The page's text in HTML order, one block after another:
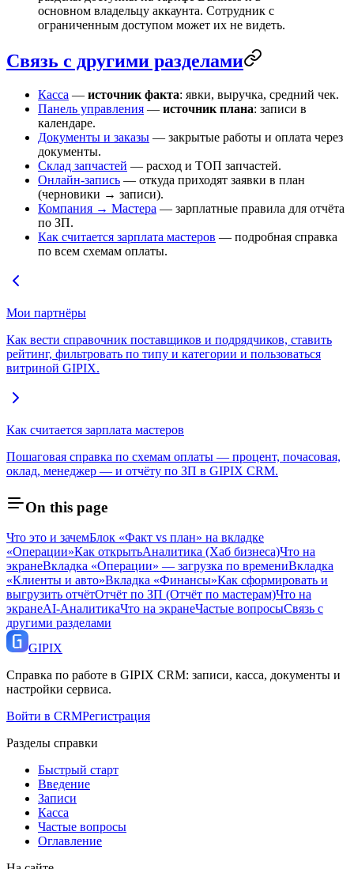
основном владельцу аккаунта. Сотрудник с
ограниченным доступом может их не видеть.
Связь с другими разделами
Касса — источник факта: явки, выручка, средний чек.
Панель управления — источник плана: записи в
календаре.
Документы и заказы — закрытые работы и оплата через
документы.
Склад запчастей — расход и ТОП запчастей.
Онлайн-запись — откуда приходят заявки в план
(черновики → записи).
Компания → Мастера — зарплатные правила для отчёта
по ЗП.
Как считается зарплата мастеров — подробная справка
по всем схемам оплаты.
Мои партнёры
Как вести справочник поставщиков и подрядчиков, ставить
рейтинг, фильтровать по типу и категории и пользоваться
витриной GIPIX.
Как считается зарплата мастеров
Пошаговая справка по схемам оплаты — процент, почасовая,
оклад, менеджер — и отчёту по ЗП в GIPIX CRM.
On this page
Что это и зачемБлок «Факт vs план» на вкладке
«Операции»Как открытьАналитика (Хаб бизнеса)Что на
экранеВкладка «Операции» — загрузка по времениВкладка
«Клиенты и авто»Вкладка «Финансы»Как сформировать и
выгрузить отчётОтчёт по ЗП (Отчёт по мастерам)Что на
экранеAI-АналитикаЧто на экранеЧастые вопросыСвязь с
другими разделами
GIPIX
Справка по работе в GIPIX CRM: записи, касса, документы и
настройки сервиса.
Войти в CRMРегистрация
Разделы справки
Быстрый старт
Введение
Записи
Касса
Частые вопросы
Оглавление